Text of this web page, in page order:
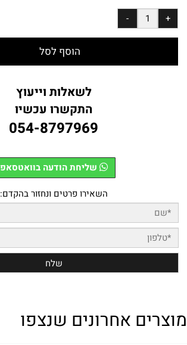
הוסף לסל
לשאלות וייעוץ
התקשרו עכשיו
054-8797969
שליחת הודעה בוואטסאפ
השאירו פרטים ונחזור בהקדם:
מוצרים אחרונים שנצפו